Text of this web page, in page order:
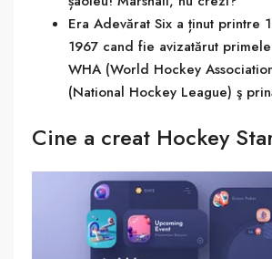
Era Adevărat Six a ținut printre
1967 cand fie avizatărut
WHA (World Hockey
(National Hockey League) ş
Cine a creat Hockey